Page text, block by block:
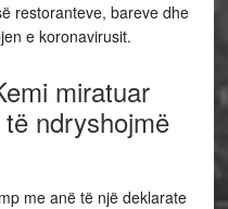
restoranteve, bareve dhe
e koronavirusit.
miratuar
ndryshojmë
me anë të një deklarate